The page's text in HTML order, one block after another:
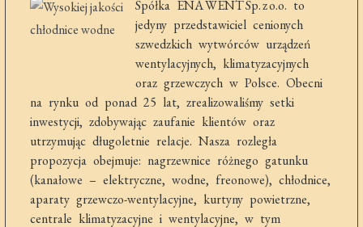
Spółka ENA WENT Sp. z o.o. to
jedyny przedstawiciel cenionych
szwedzkich wytwórców urządzeń
wentylacyjnych, klimatyzacyjnych
oraz grzewczych w Polsce. Obecni
na rynku od ponad 25 lat, zrealizowaliśmy setki
inwestycji, zdobywając zaufanie klientów oraz
utrzymując długoletnie relacje. Nasza rozległa
propozycja obejmuje: nagrzewnice różnego gatunku
(kanałowe – elektryczne, wodne, freonowe), chłodnice,
aparaty grzewczo-wentylacyjne, kurtyny powietrzne,
centrale klimatyzacyjne i wentylacyjne, w tym